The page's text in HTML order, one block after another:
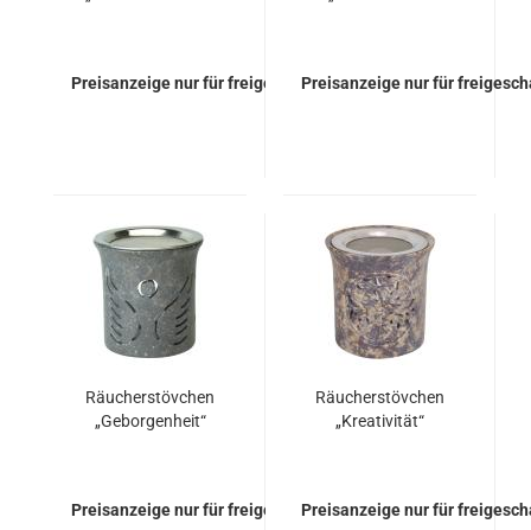
Preisanzeige nur für freigeschaltete Kunden
Preisanzeige nur für
Räucherstövchen
„Geborgenheit“
Preisanzeige nur für freigeschaltete Kunden
Räucherstövchen
„Kreativität“
Preisanzeige nur für